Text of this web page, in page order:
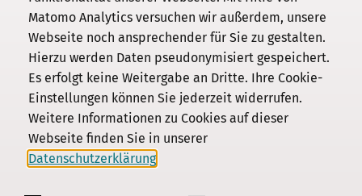
Kommission
Institut
Forschung
Publikationen
Datenschutz
Impressum
Kontakt
Matomo Analytics versuchen wir außerdem, unsere
Webseite noch ansprechender für Sie zu gestalten.
Hierzu werden Daten pseudonymisiert gespeichert.
Es erfolgt keine Weitergabe an Dritte. Ihre Cookie-
Einstellungen können Sie jederzeit widerrufen.
Weitere Informationen zu Cookies auf dieser
Webseite finden Sie in unserer
Datenschutzerklärung